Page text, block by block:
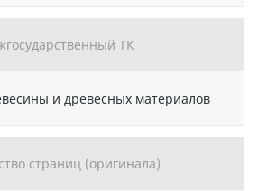
ТК
и древесных материалов
страниц (оригинала)